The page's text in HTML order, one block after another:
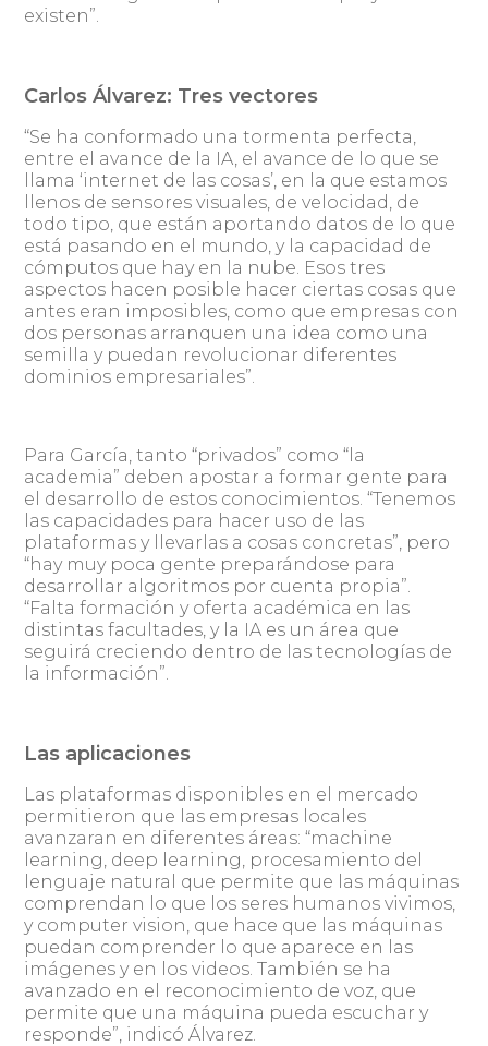
existen”.
Carlos Álvarez: Tres vectores
“Se ha conformado una tormenta perfecta,
entre el avance de la IA, el avance de lo que se
llama ‘internet de las cosas’, en la que estamos
llenos de sensores visuales, de velocidad, de
todo tipo, que están aportando datos de lo que
está pasando en el mundo, y la capacidad de
cómputos que hay en la nube. Esos tres
aspectos hacen posible hacer ciertas cosas que
antes eran imposibles, como que empresas con
dos personas arranquen una idea como una
semilla y puedan revolucionar diferentes
dominios empresariales”.
Para García, tanto “privados” como “la
academia” deben apostar a formar gente para
el desarrollo de estos conocimientos. “Tenemos
las capacidades para hacer uso de las
plataformas y llevarlas a cosas concretas”, pero
“hay muy poca gente preparándose para
desarrollar algoritmos por cuenta propia”.
“Falta formación y oferta académica en las
distintas facultades, y la IA es un área que
seguirá creciendo dentro de las tecnologías de
la información”.
Las aplicaciones
Las plataformas disponibles en el mercado
permitieron que las empresas locales
avanzaran en diferentes áreas: “machine
learning, deep learning, procesamiento del
lenguaje natural que permite que las máquinas
comprendan lo que los seres humanos vivimos,
y computer vision, que hace que las máquinas
puedan comprender lo que aparece en las
imágenes y en los videos. También se ha
avanzado en el reconocimiento de voz, que
permite que una máquina pueda escuchar y
responde”, indicó Álvarez.